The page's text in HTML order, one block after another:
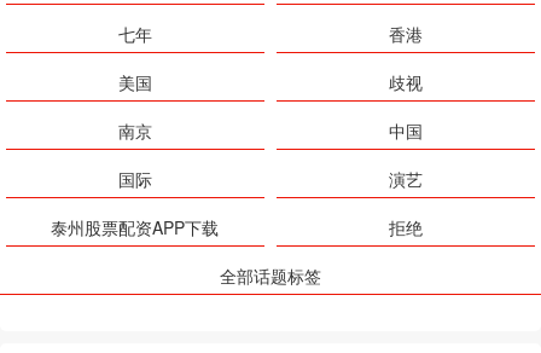
七年
香港
美国
歧视
南京
中国
国际
演艺
泰州股票配资APP下载
拒绝
全部话题标签